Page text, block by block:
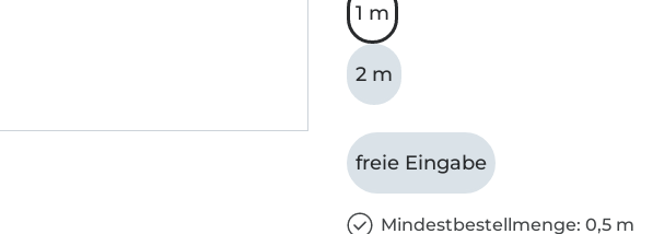
1 m
2 m
freie Eingabe
Mindestbestellmenge: 0,5 m